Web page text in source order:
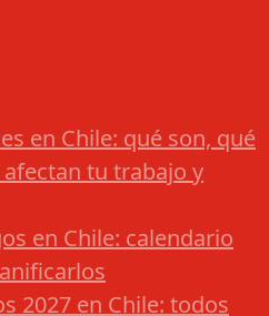
en Chile: qué son, qué
tu trabajo y
en Chile: calendario
2027 en Chile: todos